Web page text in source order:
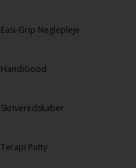
Easi-Grip Neglepleje
HandiGood
Skriveredskaber
Terapi Putty